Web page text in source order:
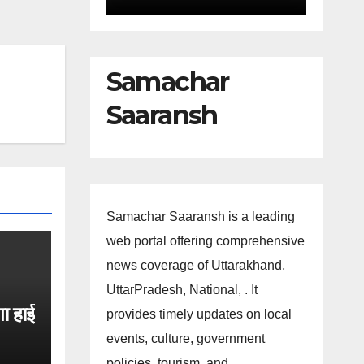
हाई
Samachar
Saaransh
Samachar Saaransh is a leading
web portal offering comprehensive
news coverage of Uttarakhand,
UttarPradesh, National, . It
provides timely updates on local
events, culture, government